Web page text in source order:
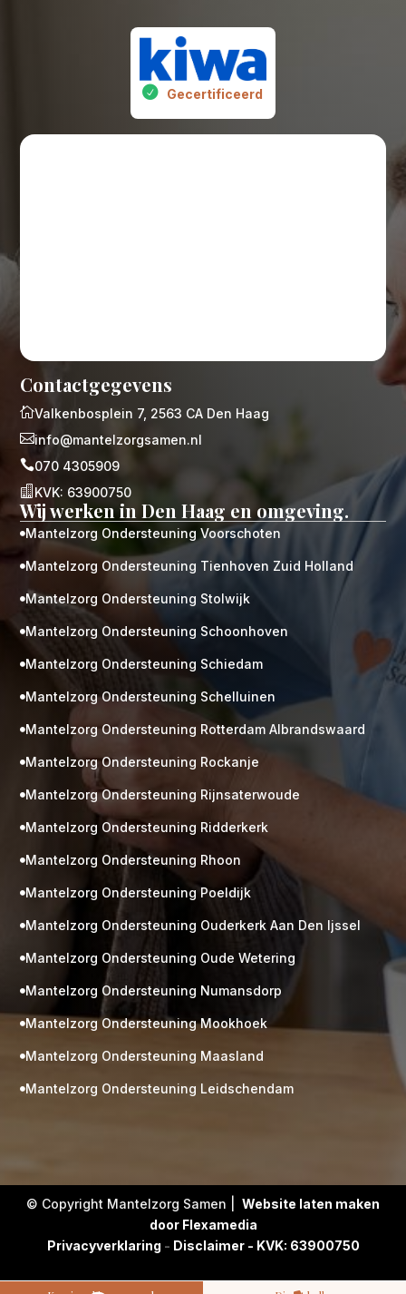
Gecertificeerd
Gratis
M
Neem vrijblijvend contact op!
Hoog gekwalificeerd
Kennismakingsgesprek
Contact opnemen
Contactgegevens
Valkenbosplein 7, 2563 CA Den Haag
info@mantelzorgsamen.nl
070 4305909
 KVK: 63900750
Wij werken in Den Haag en omgeving.
Mantelzorg Ondersteuning Voorschoten
Mantelzorg Ondersteuning Tienhoven Zuid Holland
Mantelzorg Ondersteuning Stolwijk
Mantelzorg Ondersteuning Schoonhoven
Mantelzorg Ondersteuning Schiedam
Mantelzorg Ondersteuning Schelluinen
Mantelzorg Ondersteuning Rotterdam Albrandswaard
Mantelzorg Ondersteuning Rockanje
Mantelzorg Ondersteuning Rijnsaterwoude
Mantelzorg Ondersteuning Ridderkerk
Mantelzorg Ondersteuning Rhoon
Mantelzorg Ondersteuning Poeldijk
Mantelzorg Ondersteuning Ouderkerk Aan Den Ijssel
Mantelzorg Ondersteuning Oude Wetering
Mantelzorg Ondersteuning Numansdorp
Mantelzorg Ondersteuning Mookhoek
Mantelzorg Ondersteuning Maasland
Mantelzorg Ondersteuning Leidschendam
© Copyright Mantelzorg Samen | Website laten maken
door Flexamedia
Privacyverklaring - Disclaimer - KVK: 63900750